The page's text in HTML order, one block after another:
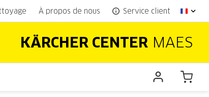
À propos de nous Service client
KÄRCHER CENTER MAES